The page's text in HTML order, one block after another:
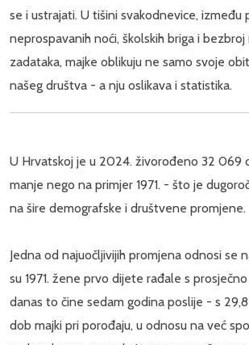
se i ustrajati. U tišini svakodnevice, između
neprospavanih noći, školskih briga i
zadataka, majke oblikuju ne samo svoje
našeg društva - a nju oslikava i statistika.
U Hrvatskoj je u 2024. živorođeno 32 069
manje nego na primjer 1971. - što je
na šire demografske i društvene promjene.
Jedna od najuočljivijih promjena odnosi se
su 1971. žene prvo dijete rađale s
danas to čine sedam godina poslije - s
dob majki pri porođaju, u odnosu na već